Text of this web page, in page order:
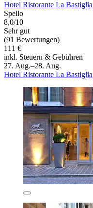
Hotel Ristorante La Bastiglia
Spello
8,0/10
Sehr gut
(91 Bewertungen)
111 €
inkl. Steuern & Gebühren
27. Aug.–28. Aug.
Hotel Ristorante La Bastiglia